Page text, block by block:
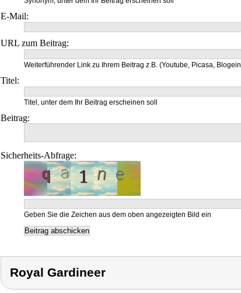
E-Mail:
URL zum Beitrag:
Weiterführender Link zu Ihrem Beitrag z.B. (Youtube, Picasa,
Titel:
Titel, unter dem Ihr Beitrag erscheinen soll
Beitrag:
Sicherheits-Abfrage:
Geben Sie die Zeichen aus dem oben angezeigten Bild ein
Royal Gardineer